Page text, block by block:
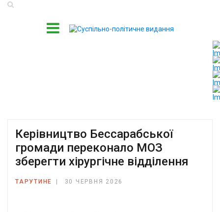
Керівництво Бессарабської
громади переконало МОЗ
зберегти хірургічне відділення
ТАРУТИНЕ 30 ЧЕРВНЯ 2026